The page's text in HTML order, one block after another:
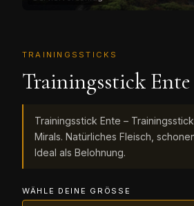
TRAININGSSTICKS
Trainingsstick Ente
Trainingsstick Ente –
Mirals. Natürliches Fleisch,
Ideal als Belohnung.
WÄHLE DEINE GRÖSSE